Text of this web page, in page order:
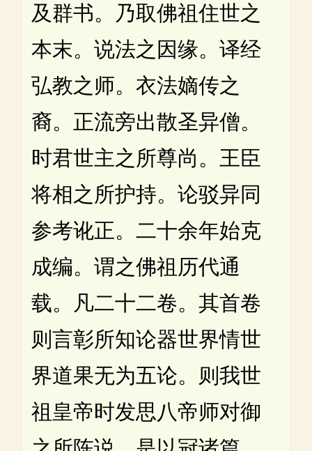
及群书。乃取佛祖住世之
本末。说法之因缘。译经
弘教之师。衣法嫡传之
裔。正流旁出散圣异僧。
时君世主之所尊尚。王臣
将相之所护持。论驳异同
参考讹正。二十余年始克
成编。谓之佛祖历代通
载。凡二十二卷。其首卷
则言彰所知论器世界情世
界道果无为五论。则我世
祖皇帝时发思八帝师对御